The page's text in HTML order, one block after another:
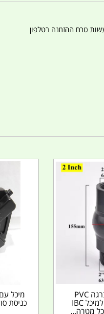
טרם ההזמנה בטלפון
ברז 2 צול BSP הברגה PVC
פלסטיק מתאים גם למיכל IBC